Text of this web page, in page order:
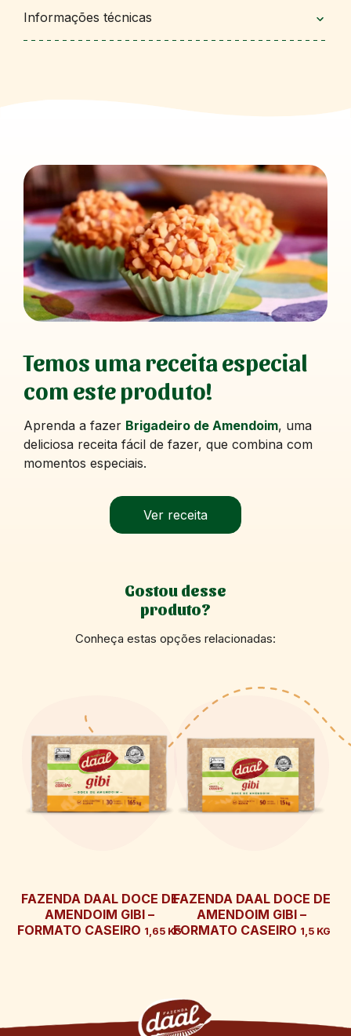
Informações técnicas
Temos uma receita especial
com este produto!
Aprenda a fazer Brigadeiro de Amendoim, uma
deliciosa receita fácil de fazer, que combina com
momentos especiais.
Ver receita
Gostou desse
produto?
Conheça estas opções relacionadas:
FAZENDA DAAL DOCE DE
AMENDOIM GIBI –
FORMATO CASEIRO 1,65 KG
FAZENDA DAAL DOCE DE
AMENDOIM GIBI –
FORMATO CASEIRO 1,5 KG